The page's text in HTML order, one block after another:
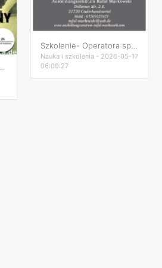
Szkolenie- Operatora sprzętu ciężkiego (niemieckie)
Nauka i szkolenia - 2026-05-17
06:09:27